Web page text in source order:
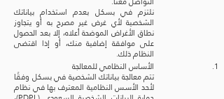
نلتزم في بسكل بعدم استخدام بياناتك
الشخصية لأي غرض غير مصرح به أو يتجاوز
نطاق الأغراض الموضحة أعلاه، إلا بعد الحصول
على موافقة إضافية منك، أو إذا اقتضى
النظام ذلك.
الأساس النظامي للمعالجة
تتم معالجة بياناتك الشخصية في بسكل وفقًا
لأحد الأسس النظامية المعترف بها في نظام